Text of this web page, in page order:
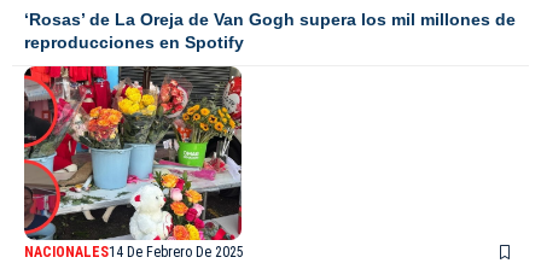
‘Rosas’ de La Oreja de Van Gogh supera los mil millones de
reproducciones en Spotify
NACIONALES14 De Febrero De 2025